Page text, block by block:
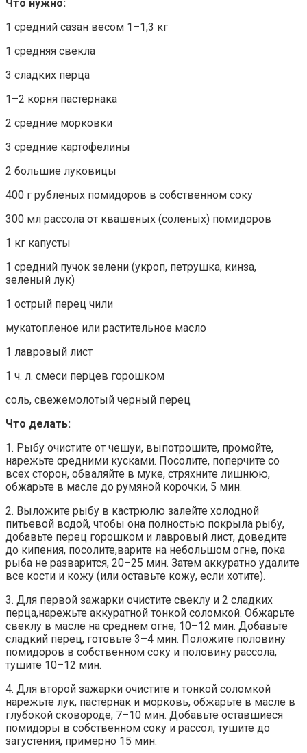
Что нужно:
1 средний сазан весом 1–1,3 кг
1 средняя свекла
3 сладких перца
1–2 корня пастернака
2 средние морковки
3 средние картофелины
2 большие луковицы
400 г рубленых помидоров в собственном соку
300 мл рассола от квашеных (соленых) помидоров
1 кг капусты
1 средний пучок зелени (укроп, петрушка, кинза,
зеленый лук)
1 острый перец чили
мукатопленое или растительное масло
1 лавровый лист
1 ч. л. смеси перцев горошком
соль, свежемолотый черный перец
Что делать:
1. Рыбу очистите от чешуи, выпотрошите, промойте,
нарежьте средними кусками. Посолите, поперчите со
всех сторон, обваляйте в муке, стряхните лишнюю,
обжарьте в масле до румяной корочки, 5 мин.
2. Выложите рыбу в кастрюлю залейте холодной
питьевой водой, чтобы она полностью покрыла рыбу,
добавьте перец горошком и лавровый лист, доведите
до кипения, посолите,варите на небольшом огне, пока
рыба не разварится, 20–25 мин. Затем аккуратно удалите
все кости и кожу (или оставьте кожу, если хотите).
3. Для первой зажарки очистите свеклу и 2 сладких
перца,нарежьте аккуратной тонкой соломкой. Обжарьте
свеклу в масле на среднем огне, 10–12 мин. Добавьте
сладкий перец, готовьте 3–4 мин. Положите половину
помидоров в собственном соку и половину рассола,
тушите 10–12 мин.
4. Для второй зажарки очистите и тонкой соломкой
нарежьте лук, пастернак и морковь, обжарьте в масле в
глубокой сковороде, 7–10 мин. Добавьте оставшиеся
помидоры в собственном соку и рассол, тушите до
загустения, примерно 15 мин.